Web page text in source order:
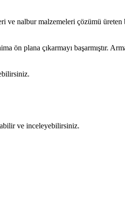
ve nalbur malzemeleri çözümü
plana çıkarmayı başarmıştır.
ve inceleyebilirsiniz.